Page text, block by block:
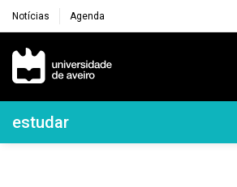
Notícias Agenda
Navegação Principal
Navegação Lateral
estudar